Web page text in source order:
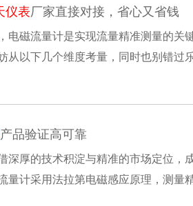
仪表厂家直接对接，省心又省钱
电磁流量计是实现流量精准测量的
从以下几个维度考量，同时也别错
产品验证高可靠
深厚的技术积淀与精准的市场定位，
量计采用法拉第电磁感应原理，测